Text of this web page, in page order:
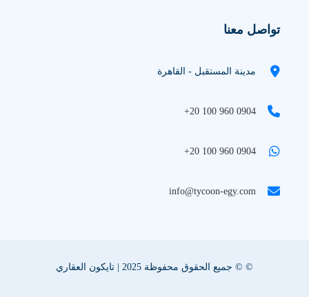
تواصل معنا
مدينة المستقبل - القاهرة
+20 100 960 0904
+20 100 960 0904
info@tycoon-egy.com
© © جميع الحقوق محفوظة 2025 | تايكون العقاري